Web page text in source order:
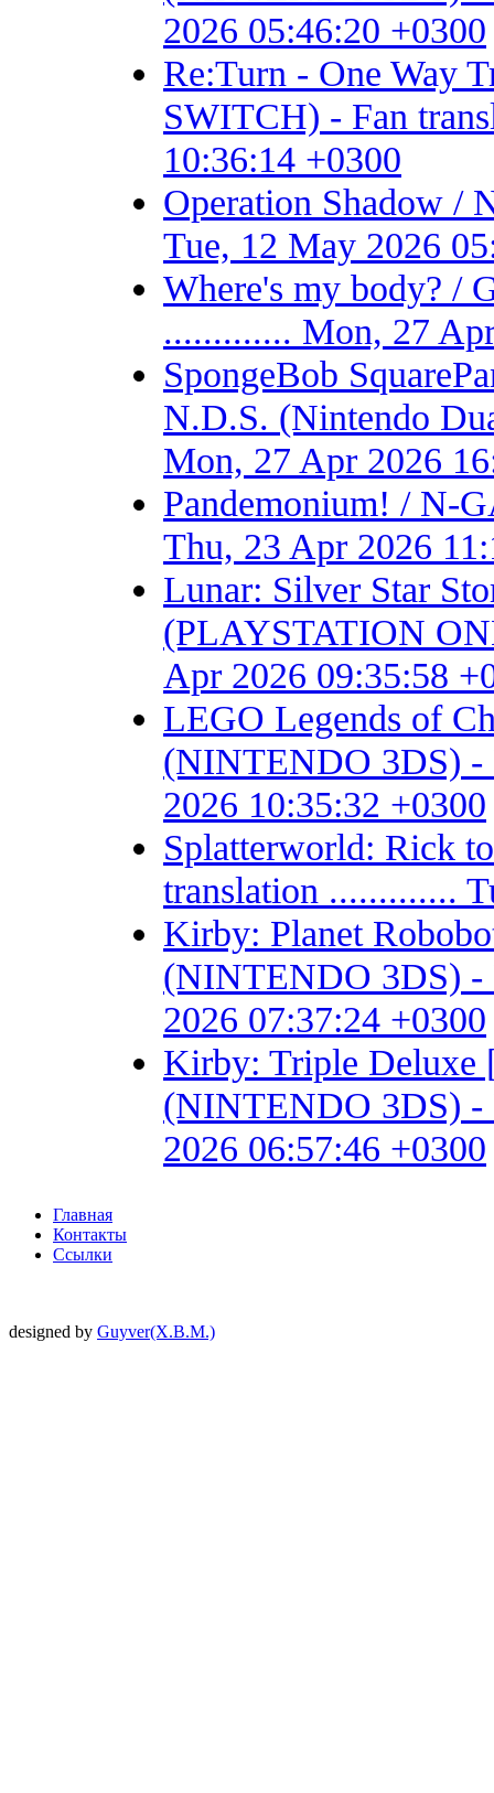
2026 05:46:20 +0300
Re:Turn - One Way
SWITCH) - Fan
10:36:14 +0300
Operation Shadow
Tue, 12 May 2026
Where's my body? /
............. Mon, 27
SpongeBob
N.D.S. (Nintendo
Mon, 27 Apr 2026
Pandemonium! / N-
Thu, 23 Apr 2026
Lunar: Silver Star
(PLAYSTATION
Apr 2026 09:35:58
LEGO Legends of
(NINTENDO 3DS) -
2026 10:35:32 +0300
Splatterworld: Rick
translation .............
Kirby: Planet
(NINTENDO 3DS) -
2026 07:37:24 +0300
Kirby: Triple
(NINTENDO 3DS) -
2026 06:57:46 +0300
Главная
Контакты
Ссылки
designed by Guyver(X.B.M.)